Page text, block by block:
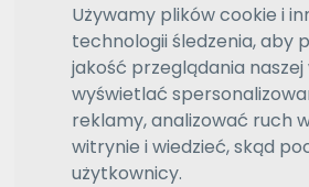
Używamy plików cookie i
technologii śledzenia, aby
jakość przeglądania
wyświetlać
reklamy, analizować ruch
witrynie i wiedzieć, skąd
użytkownicy.
1 ... 12 13 14 15 16 17 18